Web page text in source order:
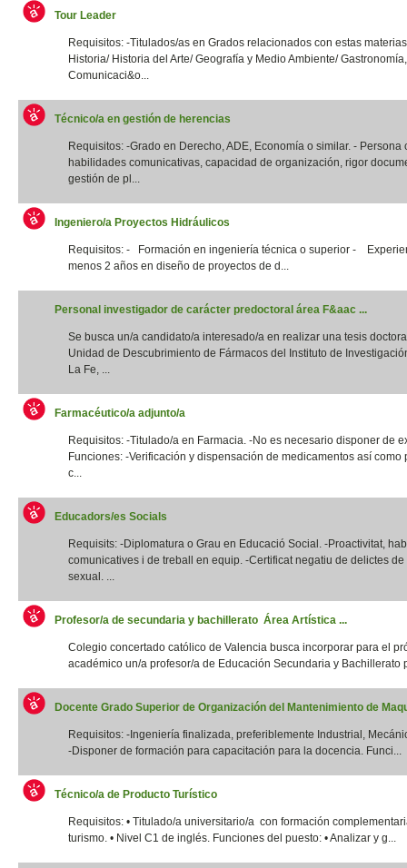
Tour Leader
Requisitos: -Titulados/as en Grados relacionados con estas
Historia/ Historia del Arte/ Geografía y Medio Ambiente/ Gastronomía,
Comunicaci&o...
Técnico/a en gestión de herencias
Requisitos: -Grado en Derecho, ADE, Economía o similar. - Persona
habilidades comunicativas, capacidad de organización, rigor
gestión de pl...
Ingeniero/a Proyectos Hidráulicos
Requisitos: - Formación en ingeniería técnica o superior -
menos 2 años en diseño de proyectos de d...
Personal investigador de carácter predoctoral área F&aac ...
Se busca un/a candidato/a interesado/a en realizar una tesis
Unidad de Descubrimiento de Fármacos del Instituto de
La Fe, ...
Farmacéutico/a adjunto/a
Requisitos: -Titulado/a en Farmacia. -No es necesario disponer de
Funciones: -Verificación y dispensación de medicamentos así como
c...
Educadors/es Socials
Requisits: -Diplomatura o Grau en Educació Social. -Proactivitat,
comunicatives i de treball en equip. -Certificat negatiu de delictes
sexual. ...
Profesor/a de secundaria y bachillerato Área Artística ...
Colegio concertado católico de Valencia busca incorporar para el
académico un/a profesor/a de Educación Secundaria y Bachillerato
Docente Grado Superior de Organización del Mantenimiento de
Requisitos: -Ingeniería finalizada, preferiblemente Industrial,
-Disponer de formación para capacitación para la docencia. Funci...
Técnico/a de Producto Turístico
Requisitos: • Titulado/a universitario/a con formación
turismo. • Nivel C1 de inglés. Funciones del puesto: • Analizar y g...